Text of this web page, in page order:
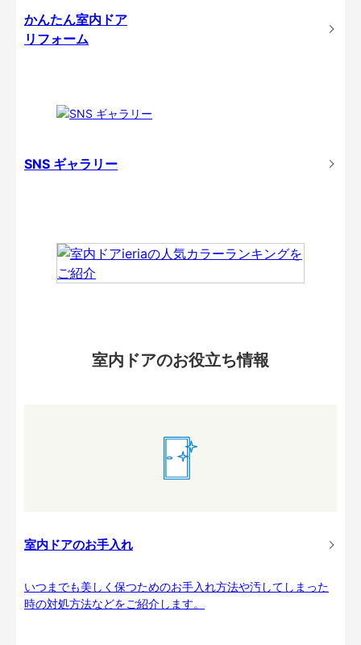
かんたん室内ドア
リフォーム
SNS ギャラリー
室内ドアのお役立ち情報
室内ドアのお手入れ
いつまでも美しく保つためのお手入れ方法や汚してしまった
時の対処方法などをご紹介します。